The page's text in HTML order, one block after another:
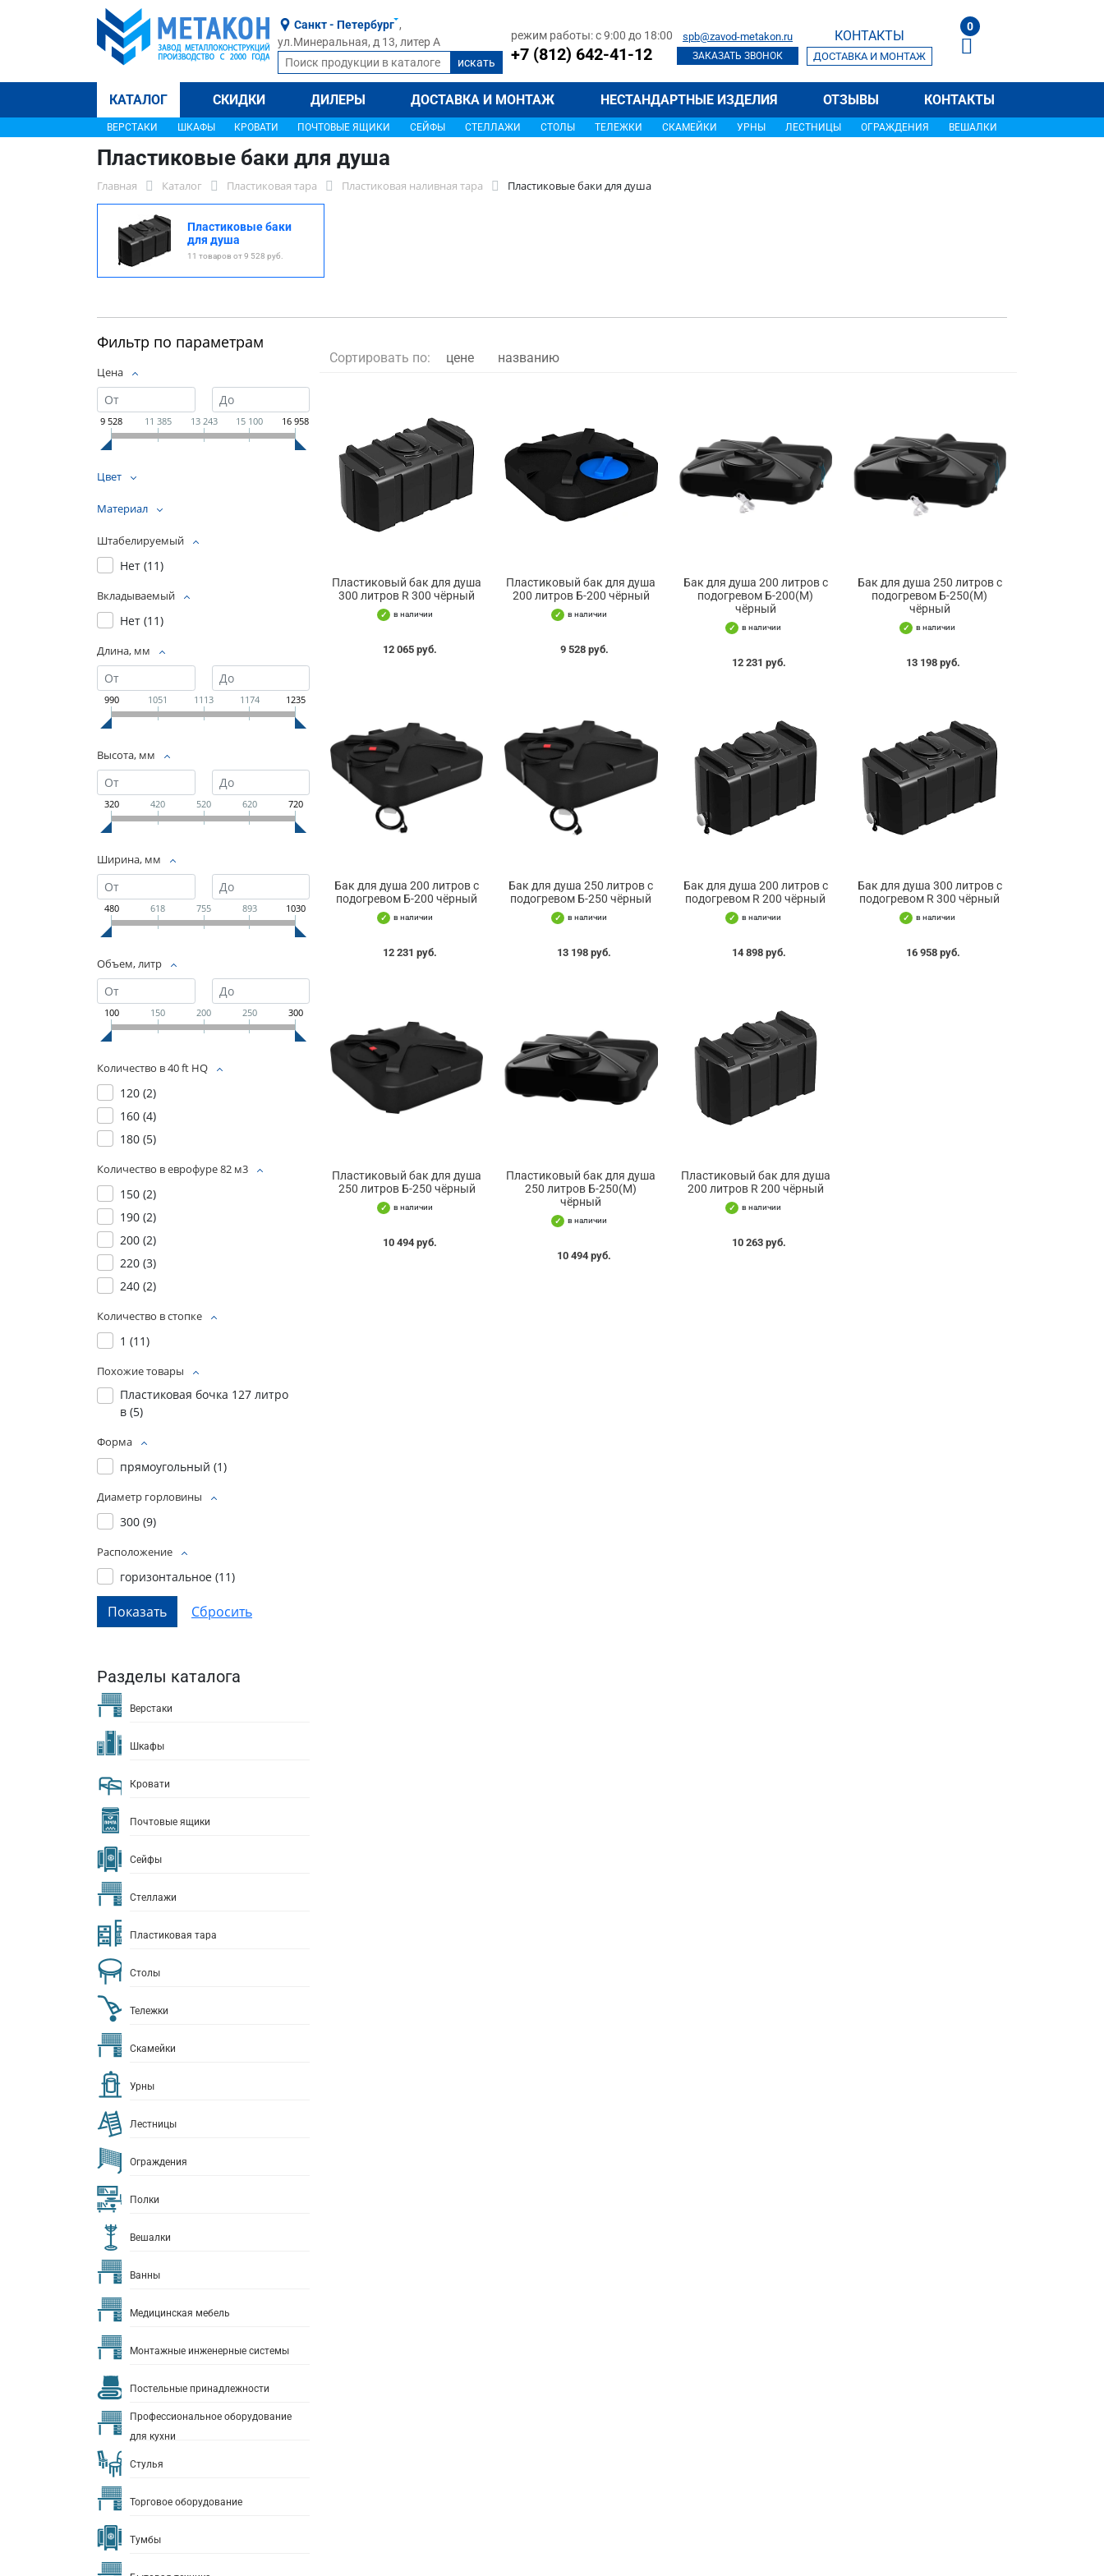
Санкт - Петербург ,
ул.Минеральная, д 13, литер А
режим работы: с 9:00 до 18:00
+7 (812) 642-41-12
spb@zavod-metakon.ru
ЗАКАЗАТЬ ЗВОНОК
КОНТАКТЫ
ДОСТАВКА И МОНТАЖ
0
КАТАЛОГ СКИДКИ ДИЛЕРЫ ДОСТАВКА И МОНТАЖ НЕСТАНДАРТНЫЕ ИЗДЕЛИЯ ОТЗЫВЫ КОНТАКТЫ
ВЕРСТАКИ ШКАФЫ КРОВАТИ ПОЧТОВЫЕ ЯЩИКИ СЕЙФЫ СТЕЛЛАЖИ СТОЛЫ ТЕЛЕЖКИ СКАМЕЙКИ УРНЫ ЛЕСТНИЦЫ ОГРАЖДЕНИЯ ВЕШАЛКИ
Пластиковые баки для душа
Главная Каталог Пластиковая тара Пластиковая наливная тара Пластиковые баки для душа
Пластиковые баки
для душа
11 товаров от 9 528 руб.
Фильтр по параметрам
Цена
9 528 11 385 13 243 15 100 16 958
Цвет
Материал
Штабелируемый
Нет (11)
Вкладываемый
Нет (11)
Длина, мм
990 1051 1113 1174 1235
Высота, мм
320 420 520 620 720
Ширина, мм
480 618 755 893 1030
Объем, литр
100 150 200 250 300
Количество в 40 ft HQ
120 (2)
160 (4)
180 (5)
Количество в еврофуре 82 м3
150 (2)
190 (2)
200 (2)
220 (3)
240 (2)
Количество в стопке
1 (11)
Похожие товары
Пластиковая бочка 127 литро
в (5)
Форма
прямоугольный (1)
Диаметр горловины
300 (9)
Расположение
горизонтальное (11)
Разделы каталога
Верстаки
Шкафы
Кровати
Почтовые ящики
Сейфы
Стеллажи
Пластиковая тара
Столы
Тележки
Скамейки
Урны
Лестницы
Ограждения
Полки
Вешалки
Ванны
Медицинская мебель
Монтажные инженерные системы
Постельные принадлежности
Профессиональное оборудование
для кухни
Стулья
Торговое оборудование
Тумбы
Сортировать по: цене названию
Пластиковый бак для душа
300 литров R 300 чёрный
в наличии
12 065 руб.
Пластиковый бак для душа
200 литров Б-200 чёрный
в наличии
9 528 руб.
Бак для душа 200 литров с
подогревом Б-200(М)
чёрный
в наличии
12 231 руб.
Бак для душа 250 литров с
подогревом Б-250(М)
чёрный
в наличии
13 198 руб.
Бак для душа 200 литров с
подогревом Б-200 чёрный
в наличии
12 231 руб.
Бак для душа 250 литров с
подогревом Б-250 чёрный
в наличии
13 198 руб.
Бак для душа 200 литров с
подогревом R 200 чёрный
в наличии
14 898 руб.
Бак для душа 300 литров с
подогревом R 300 чёрный
в наличии
16 958 руб.
Пластиковый бак для душа
250 литров Б-250 чёрный
в наличии
10 494 руб.
Пластиковый бак для душа
250 литров Б-250(М)
чёрный
в наличии
10 494 руб.
Пластиковый бак для душа
200 литров R 200 чёрный
в наличии
10 263 руб.